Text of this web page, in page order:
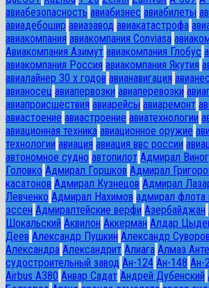
авиабезопасность авиабизнес авиабилеты
авиадебошир авиазавод авиакатастрофа
авиакомпания авиакомпания Conviasa
Авиакомпания Азимут авиакомпания Глобус
авиакомпания Россия авиакомпания Якутия
авиалайнер 30 х годов авианавигация
авианосец авиапервозки авиаперевозки
авиапроисшествия авиарейсы авиаремонт
авиастоение авиастроение авиатехнологии
авиационная техника авиационное оружие
технологии авиация авиация ввс россии
автономное судно автопилот Адмирал
Головко Адмирал Горшков Адмирал
касатонов Адмирал Кузнецов Адмирал
Левченко Адмирал Нахимов адмирал флота
эссен Адмиралтейские верфи Азербайджан
Шокальский Аквилон Аккерман Алдар
Деев Александр Пушкин Александр Суворов
Александра Александрит Алиага Алмаз
судостроительный завод Ан-124 Ан-148 Ан-2
Airbus A380 Анвар Садат Андрей Дубенский